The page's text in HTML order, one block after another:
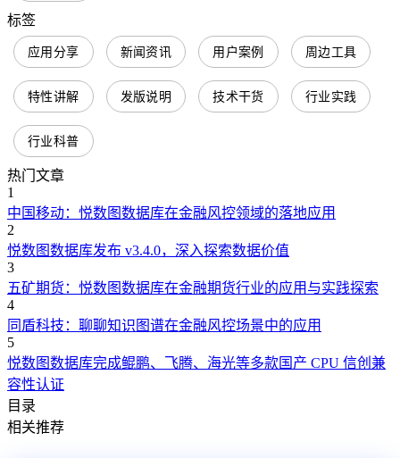
标签
应用分享 新闻资讯 用户案例 周边工具
特性讲解 发版说明 技术干货 行业实践
行业科普
热门文章
1
中国移动：悦数图数据库在金融风控领域的落地应用
2
悦数图数据库发布 v3.4.0，深入探索数据价值
3
五矿期货：悦数图数据库在金融期货行业的应用与实践探索
4
同盾科技：聊聊知识图谱在金融风控场景中的应用
5
悦数图数据库完成鲲鹏、飞腾、海光等多款国产 CPU 信创兼
容性认证
目录
相关推荐